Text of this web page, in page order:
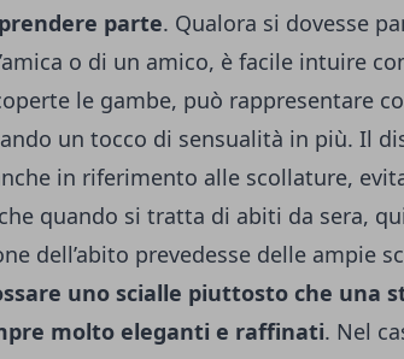
parte. Qualora si dovesse
o di un amico, è facile intuire
le gambe, può rappresentare
un tocco di sensualità in più. Il
in riferimento alle scollature,
quando si tratta di abiti da sera,
dell’abito prevedesse delle ampie
uno scialle piuttosto che una
molto eleganti e raffinati. Nel